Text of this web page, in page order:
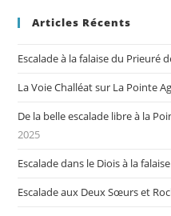
Articles Récents
Escalade à la falaise du Prieuré
La Voie Challéat sur La Pointe
De la belle escalade libre à la
2025
Escalade dans le Diois à la
Escalade aux Deux Sœurs et